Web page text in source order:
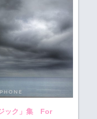
ック」集 For